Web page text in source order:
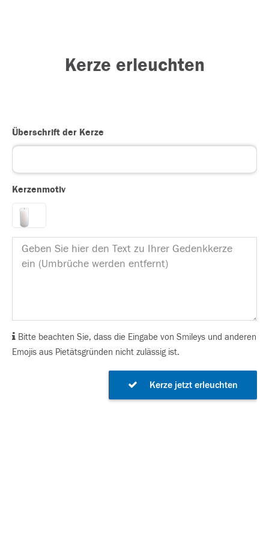
Kerze erleuchten
Überschrift der Kerze
Kerzenmotiv
Bitte beachten Sie, dass die Eingabe von Smileys und anderen
Emojis aus Pietätsgründen nicht zulässig ist.
Kerze jetzt erleuchten